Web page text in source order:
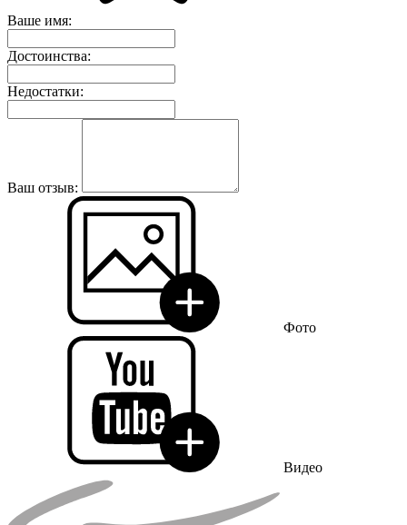
Ваше имя:
Достоинства:
Недостатки:
Ваш отзыв:
Фото
Видео